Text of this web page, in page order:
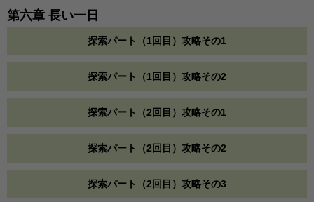
第六章 長い一日
探索パート（1回目）攻略その1
探索パート（1回目）攻略その2
探索パート（2回目）攻略その1
探索パート（2回目）攻略その2
探索パート（2回目）攻略その3